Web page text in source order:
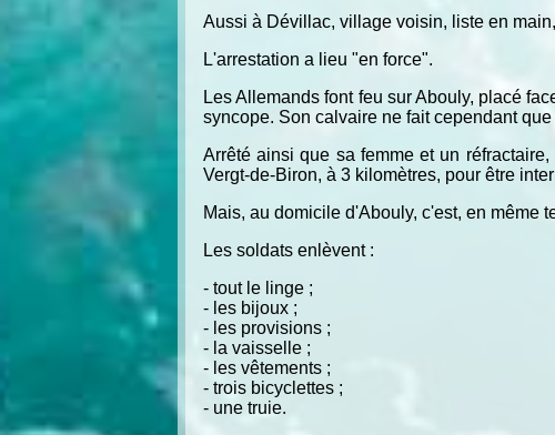
Aussi à Dévillac, village voisin, liste en
L'arrestation a lieu "en force".
Les Allemands font feu sur Abouly, placé
syncope. Son calvaire ne fait cependant que
Arrêté ainsi que sa femme et un
Vergt-de-Biron, à 3 kilomètres, pour être
Mais, au domicile d'Abouly, c'est, en même
Les soldats enlèvent :
- tout le linge ;
- les bijoux ;
- les provisions ;
- la vaisselle ;
- les vêtements ;
- trois bicyclettes ;
- une truie.